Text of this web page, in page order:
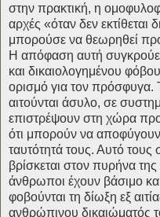
στην πρακτική, η
αρχές «όταν δεν
μπορούσε να θεωρηθεί
Η απόφαση αυτή
και δικαιολογημένου
ορισμό για τον
αιτούνται άσυλο, σε
επιστρέψουν στη χώρα
ότι μπορούν να
ταυτότητά τους. Αυτό τους
βρίσκεται στον πυρήνα
άνθρωποι έχουν βάσιμο
φοβούνται τη δίωξη εξ
ανθρώπινου δικαιώματός